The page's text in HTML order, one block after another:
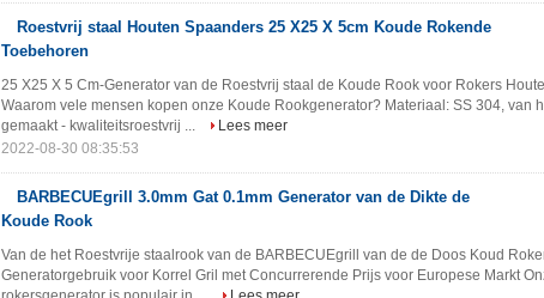
Roestvrij staal Houten Spaanders 25 X25 X 5cm Koude Rokende
Toebehoren
25 X25 X 5 Cm-Generator van de Roestvrij staal de Koude Rook voor Rokers
Waarom vele mensen kopen onze Koude Rookgenerator? Materiaal: SS 304, van
gemaakt - kwaliteitsroestvrij ...
Lees meer
2022-08-30 08:35:53
BARBECUEgrill 3.0mm Gat 0.1mm Generator van de Dikte de
Koude Rook
Van de het Roestvrije staalrook van de BARBECUEgrill van de de Doos Koud
Generatorgebruik voor Korrel Gril met Concurrerende Prijs voor Europese Markt